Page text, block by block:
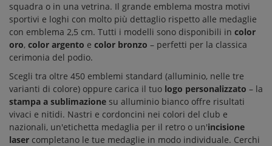
squadra o in una vetrina. Il grande emblema mostra motivi
sportivi e loghi con molto più dettaglio rispetto alle medaglie
con emblema 2,5 cm. Tutti i modelli sono disponibili in color
oro, color argento e color bronzo – perfetti per la classica
cerimonia del podio.
Scegli tra oltre 450 emblemi standard (alluminio, nelle tre
varianti di colore) oppure carica il tuo logo personalizzato – la
stampa a sublimazione su alluminio bianco offre risultati
vivaci e nitidi. Nastri e cordoncini nei colori del club e
nazionali, un'etichetta medaglia per il retro o un'incisione
laser completano le tue medaglie in modo individuale. Cerchi